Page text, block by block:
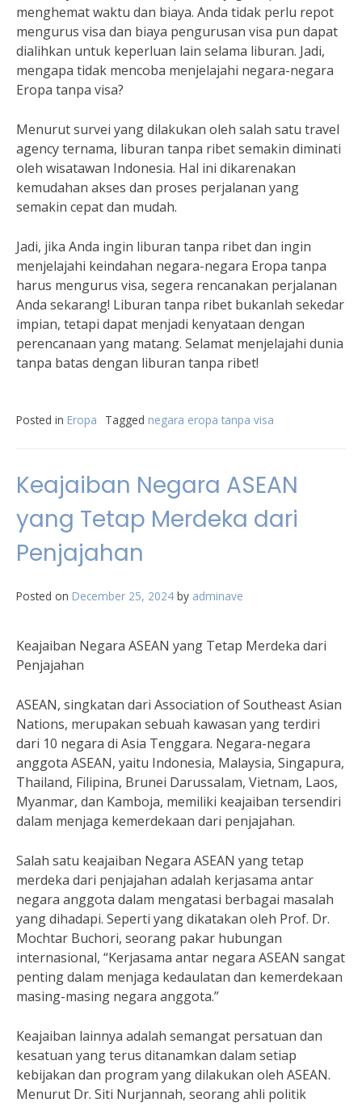
menghemat waktu dan biaya. Anda tidak perlu repot
mengurus visa dan biaya pengurusan visa pun dapat
dialihkan untuk keperluan lain selama liburan. Jadi,
mengapa tidak mencoba menjelajahi negara-negara
Eropa tanpa visa?
Menurut survei yang dilakukan oleh salah satu travel
agency ternama, liburan tanpa ribet semakin diminati
oleh wisatawan Indonesia. Hal ini dikarenakan
kemudahan akses dan proses perjalanan yang
semakin cepat dan mudah.
Jadi, jika Anda ingin liburan tanpa ribet dan ingin
menjelajahi keindahan negara-negara Eropa tanpa
harus mengurus visa, segera rencanakan perjalanan
Anda sekarang! Liburan tanpa ribet bukanlah sekedar
impian, tetapi dapat menjadi kenyataan dengan
perencanaan yang matang. Selamat menjelajahi dunia
tanpa batas dengan liburan tanpa ribet!
Posted in Eropa Tagged negara eropa tanpa visa
Keajaiban Negara ASEAN
yang Tetap Merdeka dari
Penjajahan
Posted on December 25, 2024 by adminave
Keajaiban Negara ASEAN yang Tetap Merdeka dari
Penjajahan
ASEAN, singkatan dari Association of Southeast Asian
Nations, merupakan sebuah kawasan yang terdiri
dari 10 negara di Asia Tenggara. Negara-negara
anggota ASEAN, yaitu Indonesia, Malaysia, Singapura,
Thailand, Filipina, Brunei Darussalam, Vietnam, Laos,
Myanmar, dan Kamboja, memiliki keajaiban tersendiri
dalam menjaga kemerdekaan dari penjajahan.
Salah satu keajaiban Negara ASEAN yang tetap
merdeka dari penjajahan adalah kerjasama antar
negara anggota dalam mengatasi berbagai masalah
yang dihadapi. Seperti yang dikatakan oleh Prof. Dr.
Mochtar Buchori, seorang pakar hubungan
internasional, “Kerjasama antar negara ASEAN sangat
penting dalam menjaga kedaulatan dan kemerdekaan
masing-masing negara anggota.”
Keajaiban lainnya adalah semangat persatuan dan
kesatuan yang terus ditanamkan dalam setiap
kebijakan dan program yang dilakukan oleh ASEAN.
Menurut Dr. Siti Nurjannah, seorang ahli politik